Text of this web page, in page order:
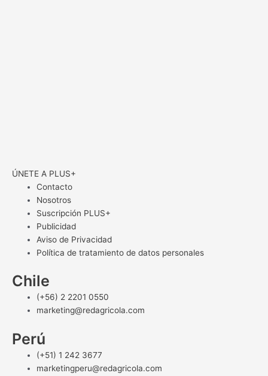
ÚNETE A PLUS+
Contacto
Nosotros
Suscripción PLUS+
Publicidad
Aviso de Privacidad
Política de tratamiento de datos personales
Chile
(+56) 2 2201 0550
marketing@redagricola.com
Perú
(+51) 1 242 3677
marketingperu@redagricola.com